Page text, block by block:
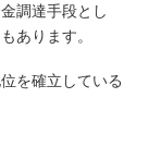
調達手段とし
あります。
を確立している